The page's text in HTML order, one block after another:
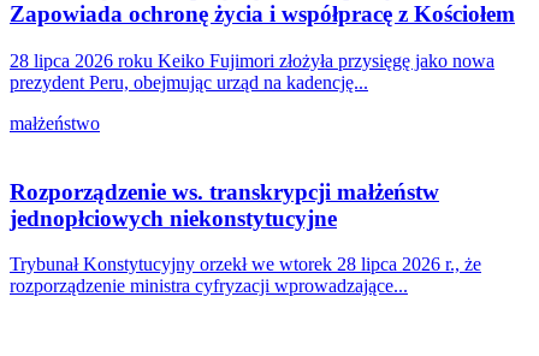
Zapowiada ochronę życia i współpracę z Kościołem
28 lipca 2026 roku Keiko Fujimori złożyła przysięgę jako nowa
prezydent Peru, obejmując urząd na kadencję...
małżeństwo
Rozporządzenie ws. transkrypcji małżeństw
jednopłciowych niekonstytucyjne
Trybunał Konstytucyjny orzekł we wtorek 28 lipca 2026 r., że
rozporządzenie ministra cyfryzacji wprowadzające...